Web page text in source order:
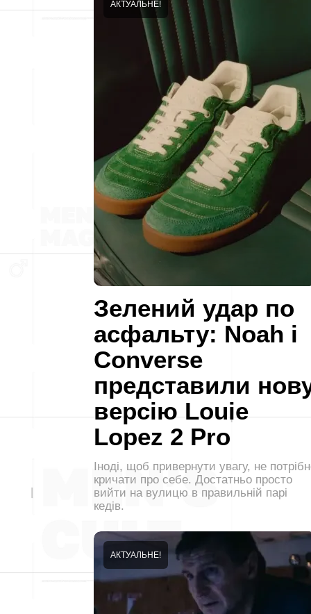
Зелений удар по
асфальту: Noah і
Converse
представили
версію Louie
Lopez 2 Pro
АКТУАЛЬНЕ!
Іноді, щоб привернути увагу, не
кричати про себе. Достатньо просто
вийти на вулицю в правильній парі
кедів.
АКТУАЛЬНЕ!